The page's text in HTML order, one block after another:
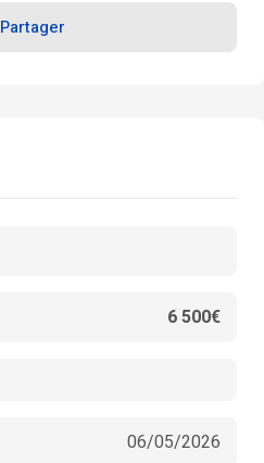
Partager
6 500€
06/05/2026